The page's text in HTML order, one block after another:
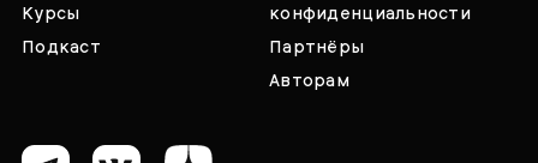
Курсы
Подкаст
конфиденциальности
Партнёры
Авторам